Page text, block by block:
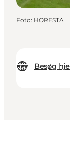
Besøg
Foto: HORESTA